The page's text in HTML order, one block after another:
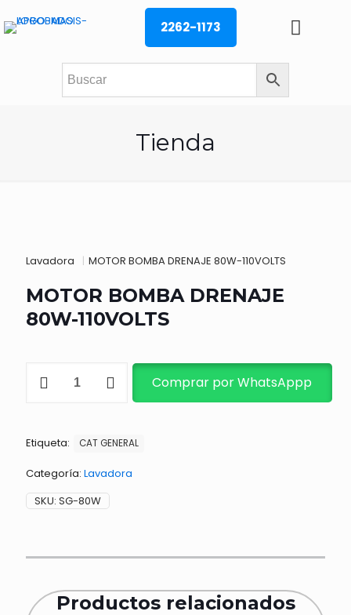
2262-1173
Tienda
Lavadora | MOTOR BOMBA DRENAJE 80W-110VOLTS
MOTOR BOMBA DRENAJE
80W-110VOLTS
BOMBA
cantidad
Comprar por WhatsAppp
Etiqueta: CAT GENERAL
Categoría: Lavadora
SKU: SG-80W
Productos relacionados